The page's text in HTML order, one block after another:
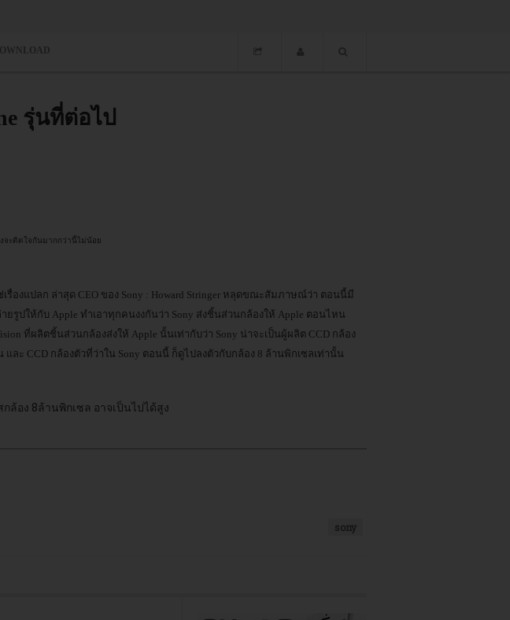
รุ่นที่ต่อไป
จะติดใจกันมากกว่านี้ไม่น้อย
องแปลก ล่าสุด CEO ของ Sony : Howard Stringer หลุดขณะสัมภาษณ์ว่า ตอนนี้มี
รูปให้กับ Apple ทำเอาทุกคนงงกันว่า Sony ส่งชิ้นส่วนกล้องให้ Apple ตอนไหน
ที่ผลิตชิ้นส่วนกล้องส่งให้ Apple นั้นเท่ากับว่า Sony น่าจะเป็นผู้ผลิต CCD กล้อง
ละ CCD กล้องตัวที่ว่าใน Sony ตอนนี้ ก็ดูไปลงตัวกับกล้อง 8 ล้านพิกเซลเท่านั้น
ล้อง 8ล้านพิกเซล อาจเป็นไปได้สูง
sony